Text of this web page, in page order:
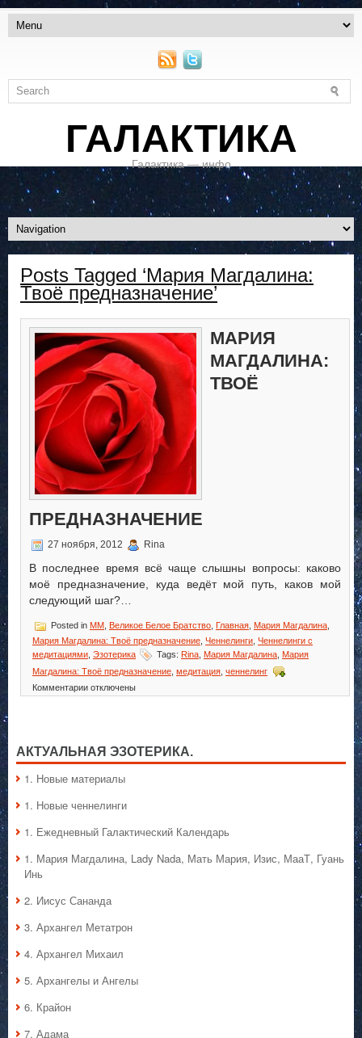
ГАЛАКТИКА
Галактика — инфо
Posts Tagged ‘Мария Магдалина:
Твоё предназначение’
МАРИЯ
МАГДАЛИНА:
ТВОЁ
ПРЕДНАЗНАЧЕНИЕ
27 ноября, 2012 Rina
В последнее время всё чаще слышны вопросы: каково
моё предназначение, куда ведёт мой путь, каков мой
следующий шаг?…
Posted in MM Великое Белое Братство Главная Мария Магдалина
Мария Магдалина: Твоё предназначение Ченнелинги Ченнелинги с
медитациями Эзотерика Tags: Rina Мария Магдалина Мария
Магдалина: Твоё предназначение медитация ченнелинг
Комментариик
записи
предназначение
отключены
АКТУАЛЬНАЯ ЭЗОТЕРИКА.
1. Hовые материалы
1. Hовые ченнелинги
1. Ежедневный Галактический Календарь
1. Мария Магдалина, Lady Nada, Мать Мария, Изис, МааТ, Гуань
Инь
2. Иисус Сананда
3. Архангел Метатрон
4. Архангел Михаил
5. Архангелы и Ангелы
6. Крайон
7. Адама